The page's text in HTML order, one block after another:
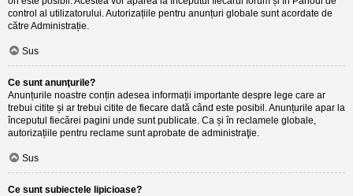
control al utilizatorului. Autorizațiile pentru anunțuri globale sunt acordate de
către Administrație.
Sus
Ce sunt anunţurile?
Anunțurile noastre conțin adesea informații importante despre lege care ar
trebui citite și ar trebui citite de fiecare dată când este posibil. Anunțurile apar la
începutul fiecărei pagini unde sunt publicate. Ca și în reclamele globale,
autorizațiile pentru reclame sunt aprobate de administraţie.
Sus
Ce sunt subiectele lipicioase?